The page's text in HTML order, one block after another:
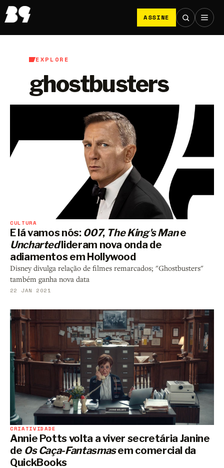
ASSINE
EXPLORE
ghostbusters
CULTURA
E lá vamos nós: 007, The King's Mane
Unchartedlideram nova onda de
adiamentos em Hollywood
Disney divulga relação de filmes remarcados; "Ghostbusters"
também ganha nova data
22 JAN 2021
CRIATIVIDADE
Annie Potts volta a viver secretária Janine
de Os Caça-Fantasmasem comercial da
QuickBooks